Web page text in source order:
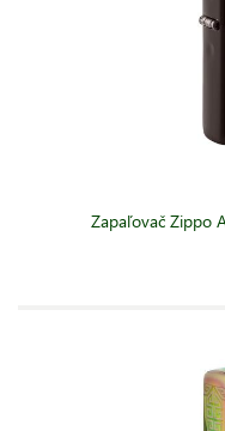
Zapaľovač Zippo